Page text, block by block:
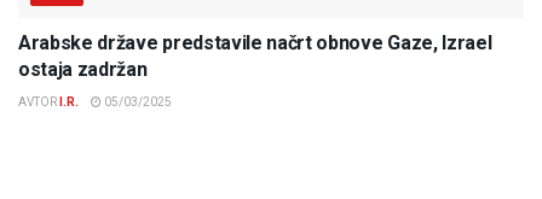
Arabske države predstavile načrt obnove Gaze, Izrael
ostaja zadržan
AVTOR I.R. 05/03/2025